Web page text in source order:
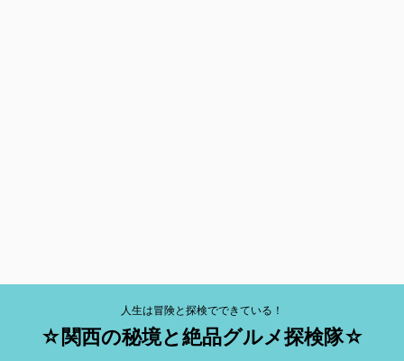
人生は冒険と探検でできている！
☆関西の秘境と絶品グルメ探検隊☆